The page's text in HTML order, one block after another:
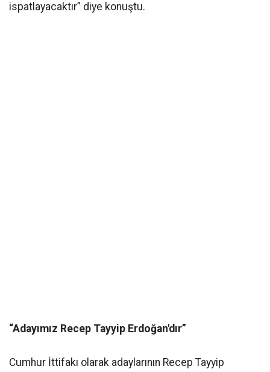
ispatlayacaktır” diye konuştu.
“Adayımız Recep Tayyip Erdoğan'dır”
Cumhur İttifakı olarak adaylarının Recep Tayyip